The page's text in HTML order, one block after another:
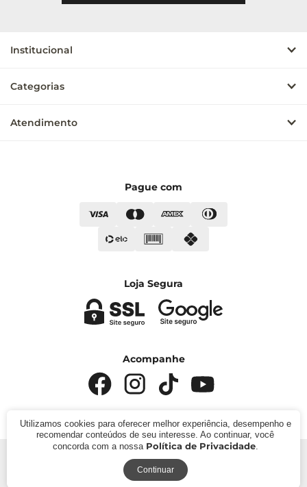
Institucional
Categorias
Atendimento
Pague com
Loja Segura
Acompanhe
direitos reservados.
Utilizamos cookies para oferecer melhor experiência, desempenho e
recomendar conteúdos de seu interesse. Ao continuar, você
concorda com a nossa Política de Privacidade.
Continuar